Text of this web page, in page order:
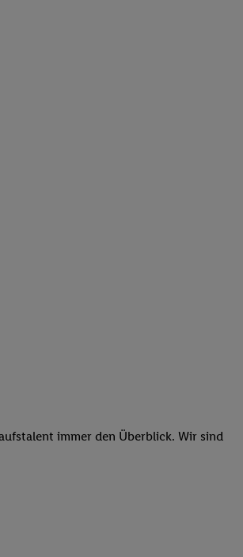
immer den Überblick. Wir sind